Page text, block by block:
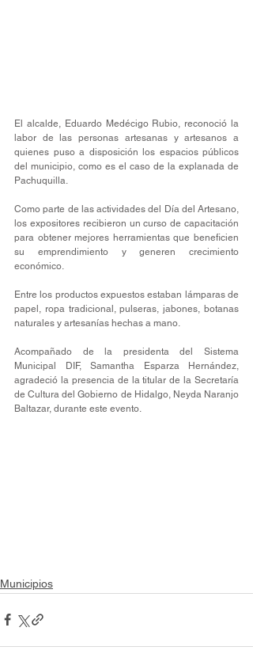
El alcalde, Eduardo Medécigo Rubio, reconoció la
labor de las personas artesanas y artesanos a
quienes puso a disposición los espacios públicos
del municipio, como es el caso de la explanada de
Pachuquilla.
Como parte de las actividades del Día del Artesano,
los expositores recibieron un curso de capacitación
para obtener mejores herramientas que beneficien
su emprendimiento y generen crecimiento
económico.
Entre los productos expuestos estaban lámparas de
papel, ropa tradicional, pulseras, jabones, botanas
naturales y artesanías hechas a mano.
Acompañado de la presidenta del Sistema
Municipal DIF, Samantha Esparza Hernández,
agradeció la presencia de la titular de la Secretaría
de Cultura del Gobierno de Hidalgo, Neyda Naranjo
Baltazar, durante este evento.
Municipios